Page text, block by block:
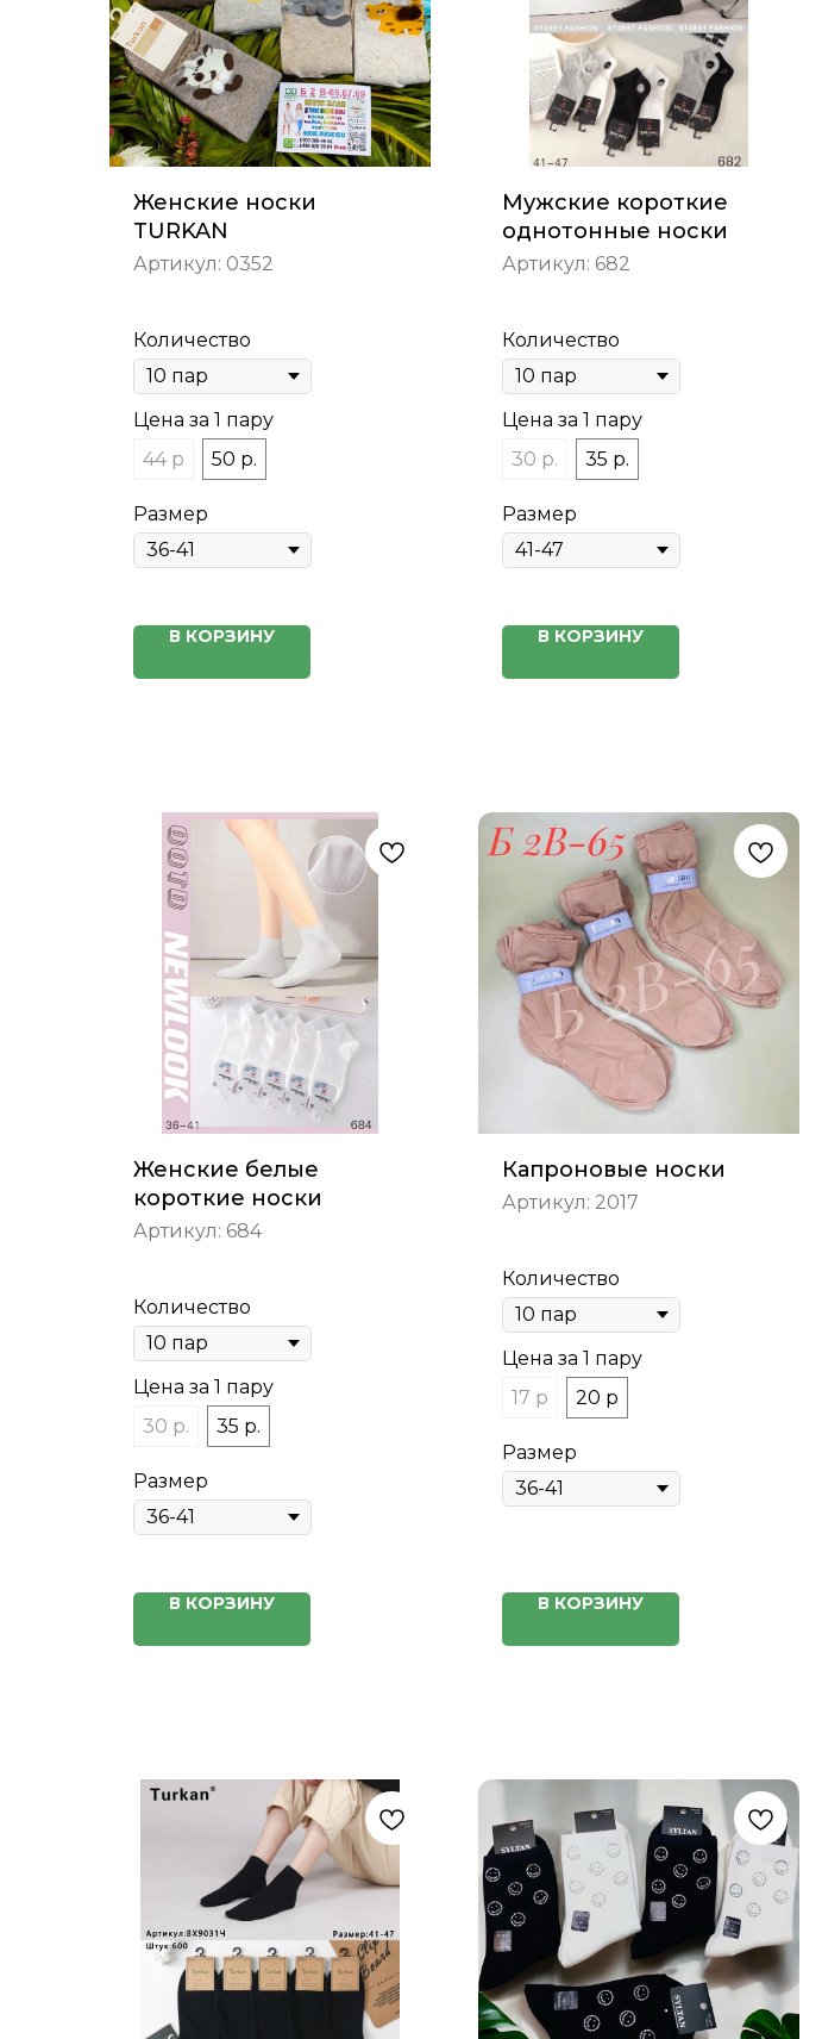
Женские носки
TURKAN
Артикул: 0352
Количество
Цена за 1 пару
44 р
50 р.
Размер
В КОРЗИНУ
Мужские короткие
однотонные носки
Артикул: 682
Количество
Цена за 1 пару
30 р.
35 р.
Размер
В КОРЗИНУ
Женские белые
короткие носки
Артикул: 684
Количество
Цена за 1 пару
30 р.
35 р.
Размер
В КОРЗИНУ
Капроновые носки
Артикул: 2017
Количество
Цена за 1 пару
17 р
20 р
Размер
В КОРЗИНУ